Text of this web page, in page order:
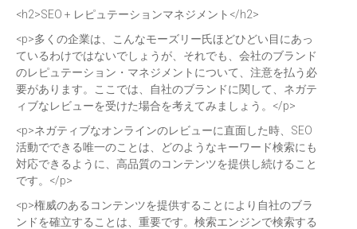
<h2>SEO + レピュテーションマネジメント</h2>
<p>多くの企業は、こんなモーズリー氏ほどひどい目にあっ
ているわけではないでしょうが、それでも、会社のブランド
のレピュテーション・マネジメントについて、注意を払う必
要があります。ここでは、自社のブランドに関して、ネガテ
ィブなレビューを受けた場合を考えてみましょう。</p>
<p>ネガティブなオンラインのレビューに直面した時、SEO
活動でできる唯一のことは、どのようなキーワード検索にも
対応できるように、高品質のコンテンツを提供し続けること
です。</p>
<p>権威のあるコンテンツを提供することにより自社のブラ
ンドを確立することは、重要です。検索エンジンで検索する